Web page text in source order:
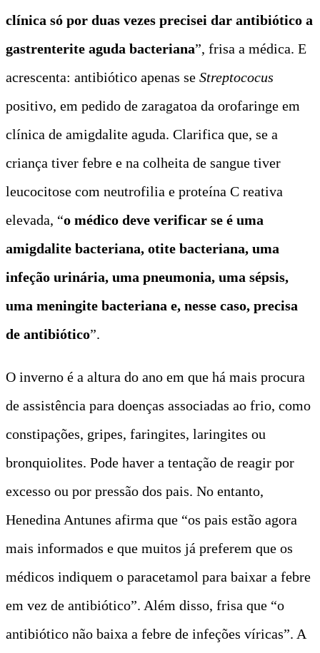
clínica só por duas vezes precisei dar antibiótico a
gastrenterite aguda bacteriana”, frisa a médica. E
acrescenta: antibiótico apenas se Streptococus
positivo, em pedido de zaragatoa da orofaringe em
clínica de amigdalite aguda. Clarifica que, se a
criança tiver febre e na colheita de sangue tiver
leucocitose com neutrofilia e proteína C reativa
elevada, “o médico deve verificar se é uma
amigdalite bacteriana, otite bacteriana, uma
infeção urinária, uma pneumonia, uma sépsis,
uma meningite bacteriana e, nesse caso, precisa
de antibiótico”.
O inverno é a altura do ano em que há mais procura
de assistência para doenças associadas ao frio, como
constipações, gripes, faringites, laringites ou
bronquiolites. Pode haver a tentação de reagir por
excesso ou por pressão dos pais. No entanto,
Henedina Antunes afirma que “os pais estão agora
mais informados e que muitos já preferem que os
médicos indiquem o paracetamol para baixar a febre
em vez de antibiótico”. Além disso, frisa que “o
antibiótico não baixa a febre de infeções víricas”. A